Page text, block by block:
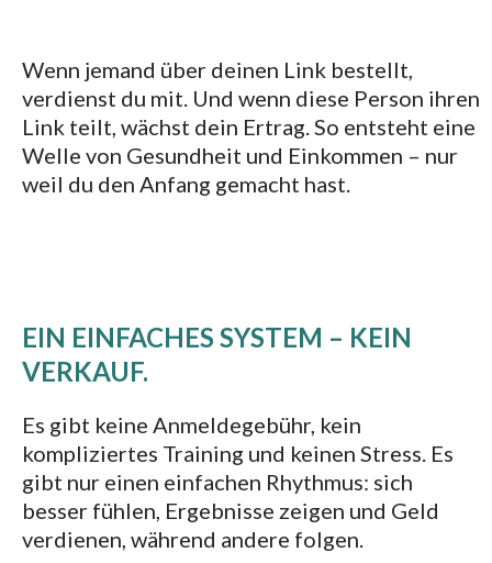
Wenn jemand über deinen Link bestellt,
verdienst du mit. Und wenn diese Person ihren
Link teilt, wächst dein Ertrag. So entsteht eine
Welle von Gesundheit und Einkommen – nur
weil du den Anfang gemacht hast.
EIN EINFACHES SYSTEM – KEIN
VERKAUF.
Es gibt keine Anmeldegebühr, kein
kompliziertes Training und keinen Stress. Es
gibt nur einen einfachen Rhythmus: sich
besser fühlen, Ergebnisse zeigen und Geld
verdienen, während andere folgen.